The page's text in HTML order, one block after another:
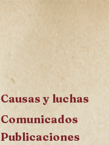
Causas y luchas
Comunicados
Publicaciones